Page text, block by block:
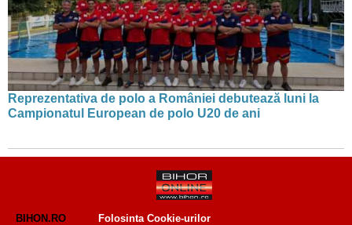
Reprezentativa de polo a României debutează luni la
Campionatul European de polo U20 de ani
BIHON.RO
Folosinta Cookie-urilor